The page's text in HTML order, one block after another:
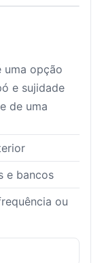
uma opção
e sujidade
de uma
e bancos
ou